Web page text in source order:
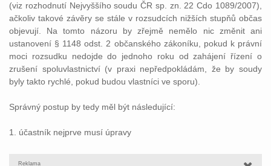
(viz rozhodnutí Nejvyššího soudu ČR sp. zn. 22 Cdo 1089/2007),
ačkoliv takové závěry se stále v rozsudcích nižších stupňů občas
objevují. Na tomto názoru by zřejmě nemělo nic změnit ani
ustanovení § 1148 odst. 2 občanského zákoníku, pokud k právní
moci rozsudku nedojde do jednoho roku od zahájení řízení o
zrušení spoluvlastnictví (v praxi nepředpokládám, že by soudy
byly takto rychlé, pokud budou vlastníci ve sporu).
Správný postup by tedy měl být následující:
1. účastník nejprve musí úpravy
Reklama